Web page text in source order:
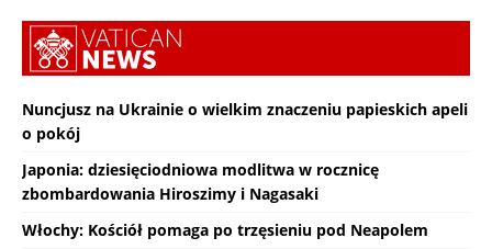
Nuncjusz na Ukrainie o wielkim znaczeniu papieskich apeli
o pokój
Japonia: dziesięciodniowa modlitwa w rocznicę
zbombardowania Hiroszimy i Nagasaki
Włochy: Kościół pomaga po trzęsieniu pod Neapolem